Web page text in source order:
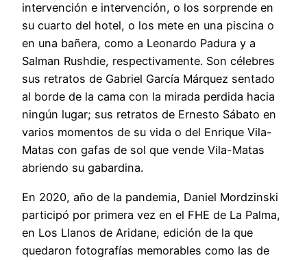
intervención e intervención, o los sorprende en
su cuarto del hotel, o los mete en una piscina o
en una bañera, como a Leonardo Padura y a
Salman Rushdie, respectivamente. Son célebres
sus retratos de Gabriel García Márquez sentado
al borde de la cama con la mirada perdida hacia
ningún lugar; sus retratos de Ernesto Sábato en
varios momentos de su vida o del Enrique Vila-
Matas con gafas de sol que vende Vila-Matas
abriendo su gabardina.
En 2020, año de la pandemia, Daniel Mordzinski
participó por primera vez en el FHE de La Palma,
en Los Llanos de Aridane, edición de la que
quedaron fotografías memorables como las de